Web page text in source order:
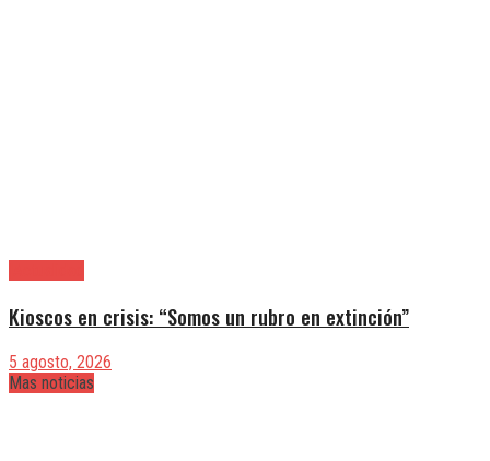
Kioscos en crisis: “Somos un rubro en extinción”
5 agosto, 2026
Mas noticias